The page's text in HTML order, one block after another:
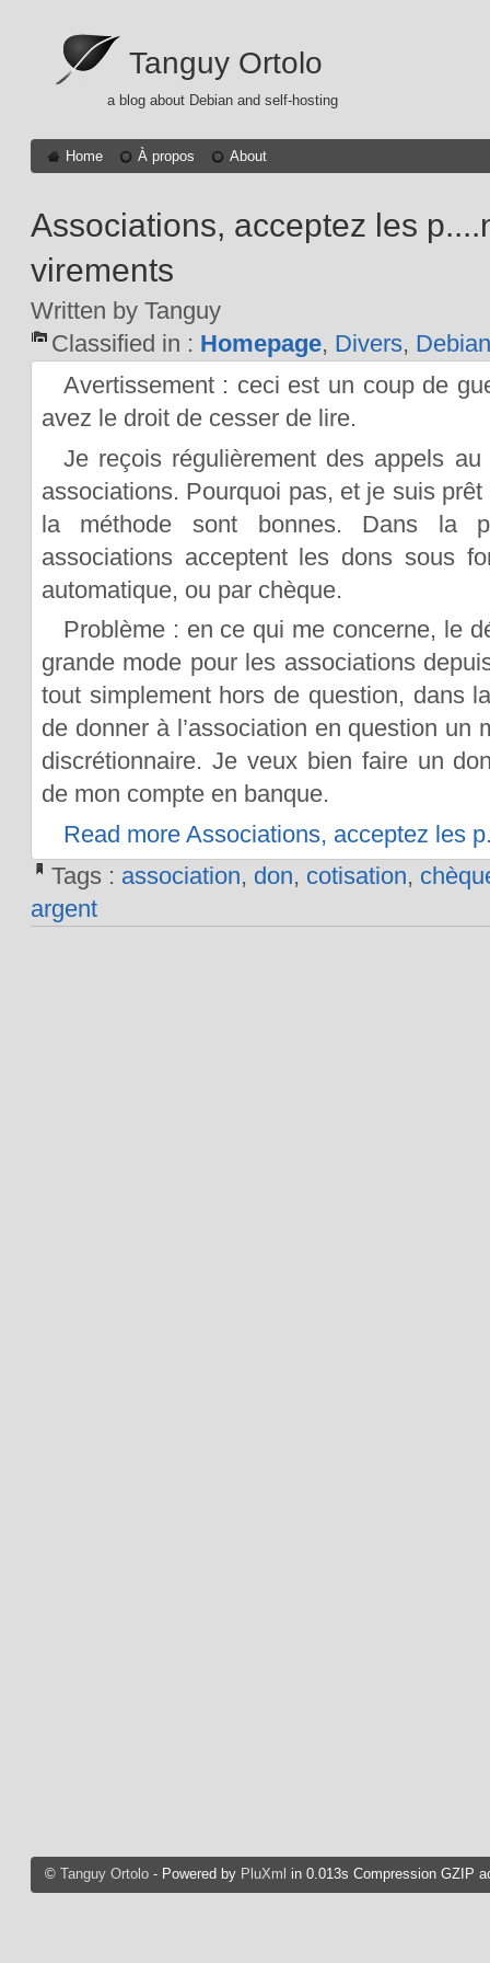
Tanguy Ortolo
a blog about Debian and self-hosting
Home À propos About
Associations, acceptez les
virements
Written by Tanguy
Classified in : Homepage, Divers,
Avertissement : ceci est un coup de
avez le droit de cesser de lire.
Je reçois régulièrement des appels
associations. Pourquoi pas, et je suis
la méthode sont bonnes. Dans la
associations acceptent les dons sous
automatique, ou par chèque.
Problème : en ce qui me concerne, le
grande mode pour les associations
tout simplement hors de question, dans
de donner à l’association en question un
discrétionnaire. Je veux bien faire un
de mon compte en banque.
Read more Associations, acceptez les
Tags : association, don, cotisation,
argent
© Tanguy Ortolo- Powered by PluXml in 0.013s Compression GZIP